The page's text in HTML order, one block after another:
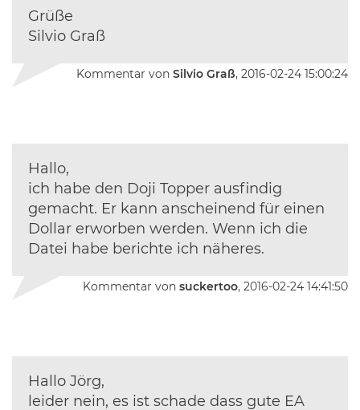
Grüße
Silvio Graß
Kommentar von Silvio Graß, 2016-02-24 15:00:24
Hallo,
ich habe den Doji Topper ausfindig
gemacht. Er kann anscheinend für einen
Dollar erworben werden. Wenn ich die
Datei habe berichte ich näheres.
Kommentar von suckertoo, 2016-02-24 14:41:50
Hallo Jörg,
leider nein, es ist schade dass gute EA